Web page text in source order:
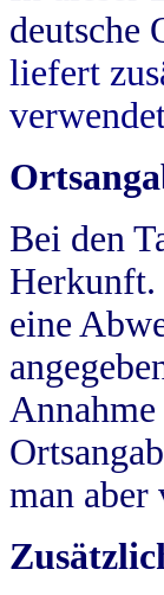
deutsche
liefert
Bei den
Herkunft.
eine
man aber